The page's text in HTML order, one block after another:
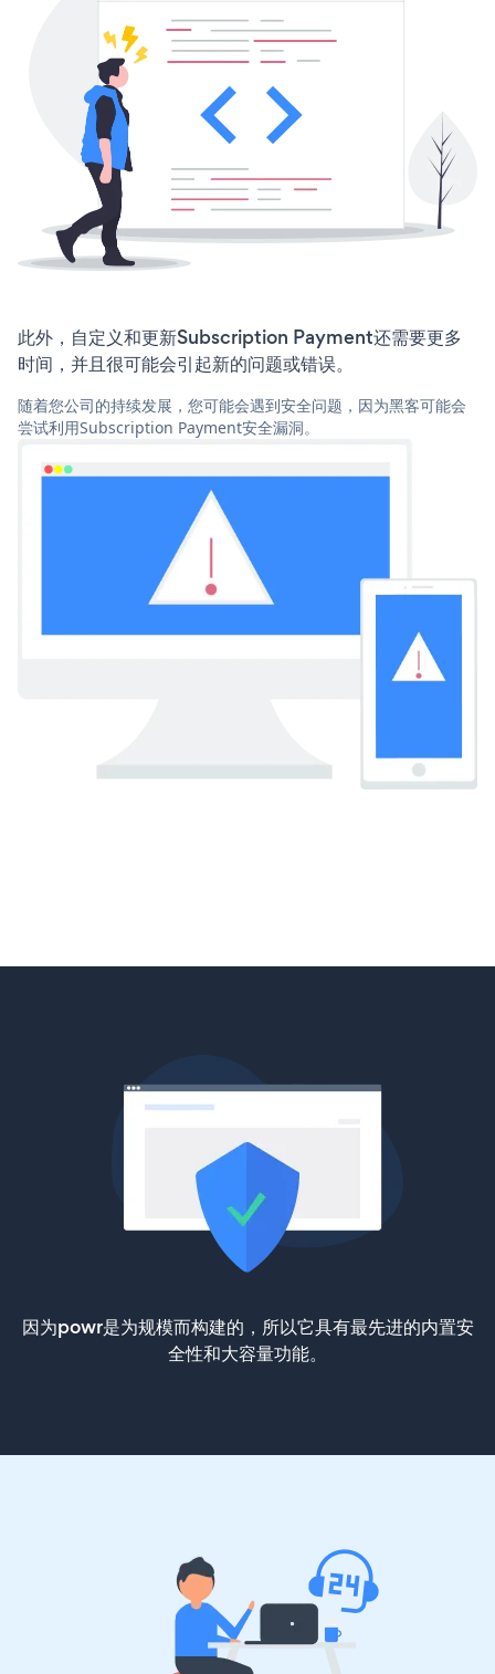
此外，自定义和更新Subscription Payment还需要更多
时间，并且很可能会引起新的问题或错误。
随着您公司的持续发展，您可能会遇到安全问题，因为黑客可能会
尝试利用Subscription Payment安全漏洞。
因为powr是为规模而构建的，所以它具有最先进的内置安
全性和大容量功能。